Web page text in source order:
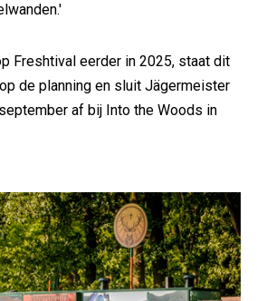
Freshtival eerder in 2025, staat dit
de planning en sluit Jägermeister
af bij Into the Woods in